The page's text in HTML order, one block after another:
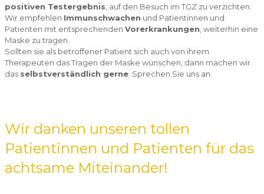
positiven Testergebnis , auf den Besuch im TGZ zu verzichten.
Wir empfehlen Immunschwachen und Patientinnen und
Patienten mit entsprechenden Vorerkrankungen , weiterhin eine
Maske zu tragen.
Sollten sie als betroffener Patient sich auch von ihrem
Therapeuten das Tragen der Maske wünschen, dann machen wir
das selbstverständlich gerne . Sprechen Sie uns an.
Wir danken unseren tollen
Patientinnen und Patienten für das
achtsame Miteinander!